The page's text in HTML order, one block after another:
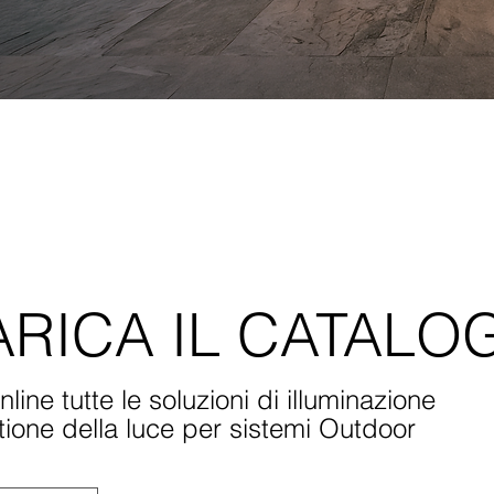
IL
tutte le soluzioni di illuminazione
della luce per sistemi Outdoor